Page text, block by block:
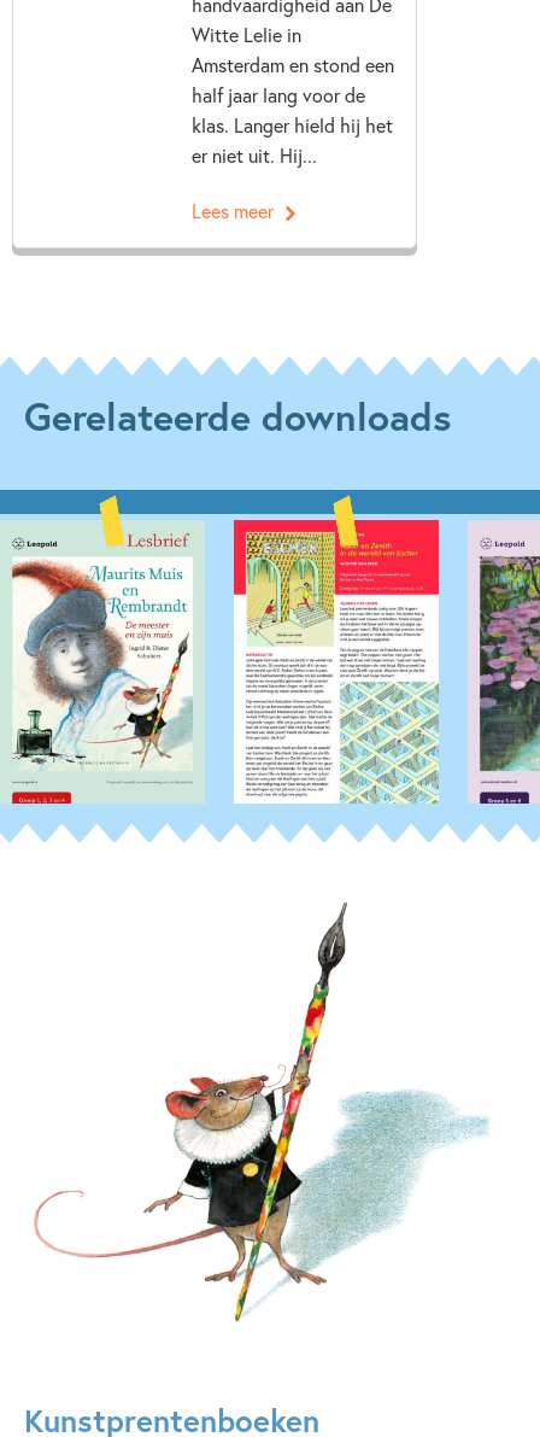
Witte Lelie in
Amsterdam en stond een
half jaar lang voor de
klas. Langer hield hij het
er niet uit. Hij...
Lees meer
Gerelateerde downloads
Kunstprentenboeken